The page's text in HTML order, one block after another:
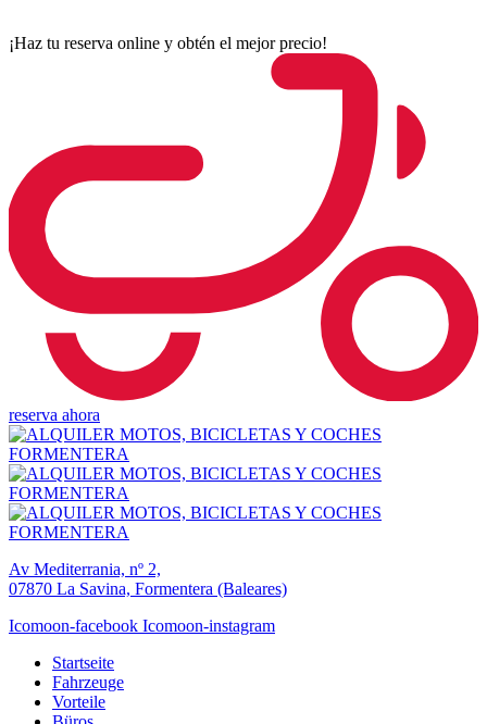
¡Haz tu reserva online y obtén el mejor precio!
reserva ahora
Av Mediterrania, nº 2,
07870 La Savina, Formentera (Baleares)
Icomoon-facebook Icomoon-instagram
Startseite
Fahrzeuge
Vorteile